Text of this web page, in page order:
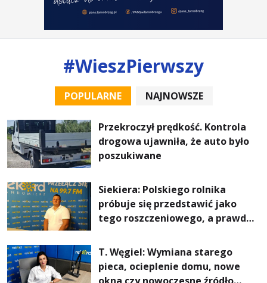
#WieszPierwszy
POPULARNE
Przekroczył prędkość. Kontrola
drogowa ujawniła, że auto było
poszukiwane
Siekiera: Polskiego rolnika
próbuje się przedstawić jako
tego roszczeniowego, a prawda
T. Węgiel: Wymiana starego
pieca, ocieplenie domu, nowe
NAJNOWSZE